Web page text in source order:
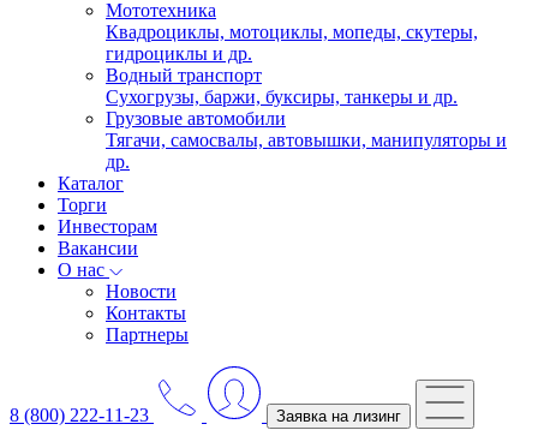
Мототехника
Квадроциклы, мотоциклы, мопеды, скутеры,
гидроциклы и др.
Водный транспорт
Сухогрузы, баржи, буксиры, танкеры и др.
Грузовые автомобили
Тягачи, самосвалы, автовышки, манипуляторы и
др.
Каталог
Торги
Инвесторам
Вакансии
О нас
Новости
Контакты
Партнеры
8 (800) 222-11-23 Заявка на лизинг